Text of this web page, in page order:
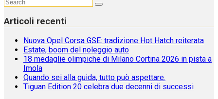
Articoli recenti
Nuova Opel Corsa GSE: tradizione Hot Hatch reiterata
Estate, boom del noleggio auto
18 medaglie olimpiche di Milano Cortina 2026 in pista a
Imola
Quando sei alla guida, tutto può aspettare.
Tiguan Edition 20 celebra due decenni di successi